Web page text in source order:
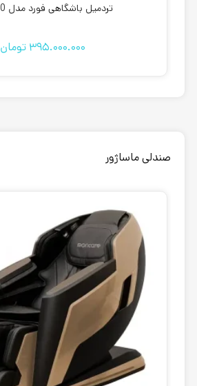
تردمیل باشگاهی فورد مدل FA9400
395.000.000 تومان
صندلی ماساژور